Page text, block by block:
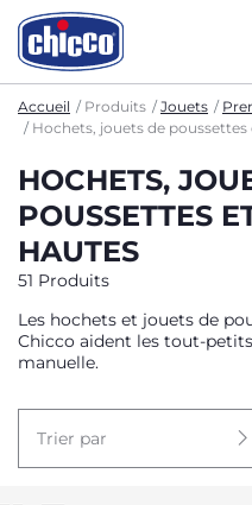
Accueil Produits Jouets
Hochets, jouets de poussettes
HOCHETS,
POUSSETTES
HAUTES
51 Produits
Les hochets et jouets de
Chicco aident les tout-
manuelle.
Trier par